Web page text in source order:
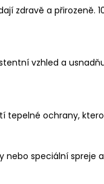
zdravě a přirozeně.
vzhled a
tepelné ochrany,
nebo speciální spreje